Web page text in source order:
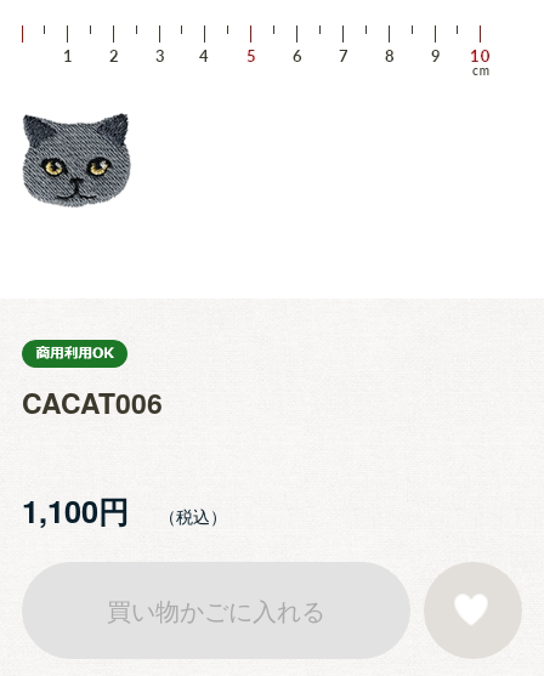
CACAT006
1,100円
買い物かごに入れる お気に入りに登